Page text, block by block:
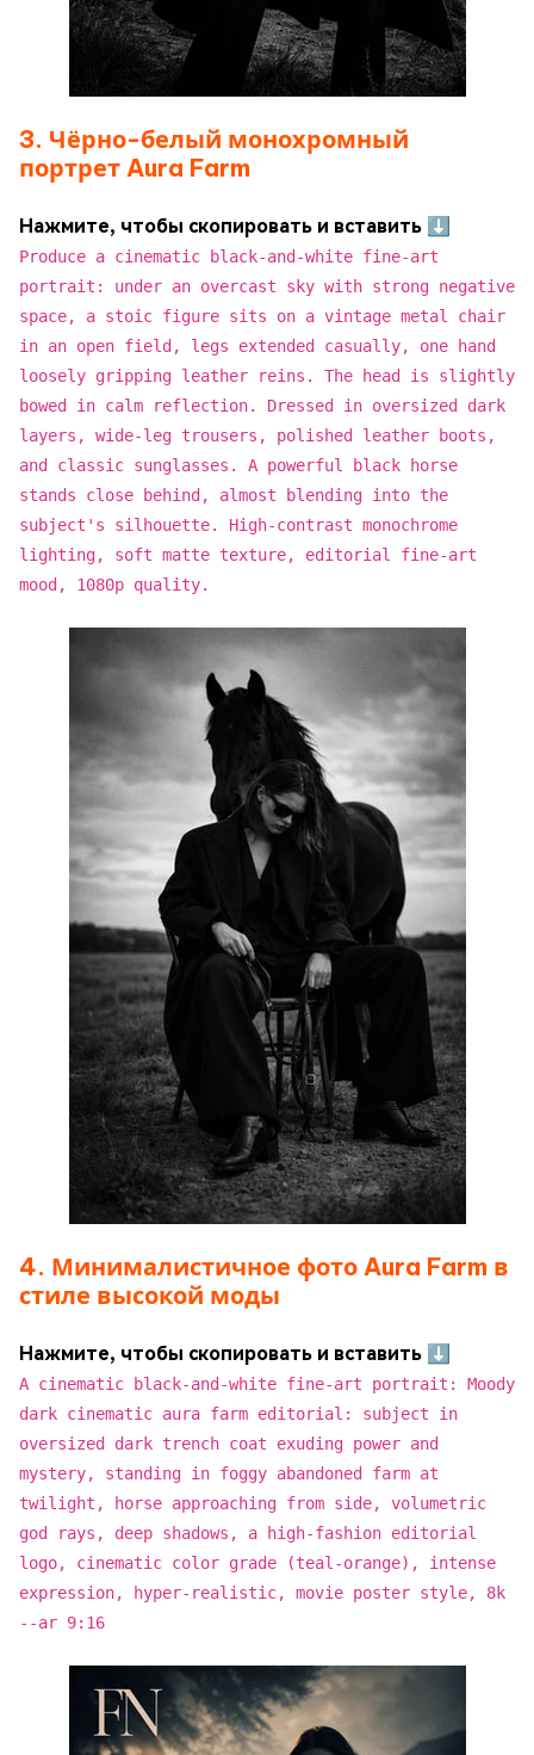
3. Чёрно-белый монохромный
портрет Aura Farm
Нажмите, чтобы скопировать и вставить ⬇
Produce a cinematic black-and-white fine-art
portrait: under an overcast sky with strong negative
space, a stoic figure sits on a vintage metal chair
in an open field, legs extended casually, one hand
loosely gripping leather reins. The head is slightly
bowed in calm reflection. Dressed in oversized dark
layers, wide-leg trousers, polished leather boots,
and classic sunglasses. A powerful black horse
stands close behind, almost blending into the
subject's silhouette. High-contrast monochrome
lighting, soft matte texture, editorial fine-art
mood, 1080p quality.
4. Минималистичное фото Aura Farm в
стиле высокой моды
Нажмите, чтобы скопировать и вставить ⬇
A cinematic black-and-white fine-art portrait: Moody
dark cinematic aura farm editorial: subject in
oversized dark trench coat exuding power and
mystery, standing in foggy abandoned farm at
twilight, horse approaching from side, volumetric
god rays, deep shadows, a high-fashion editorial
logo, cinematic color grade (teal-orange), intense
expression, hyper-realistic, movie poster style, 8k
--ar 9:16